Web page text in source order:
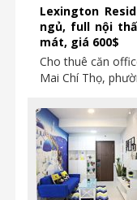
Lexington
ngủ, full nội
mát, giá 600$
Cho thuê căn
Mai Chí Thọ,